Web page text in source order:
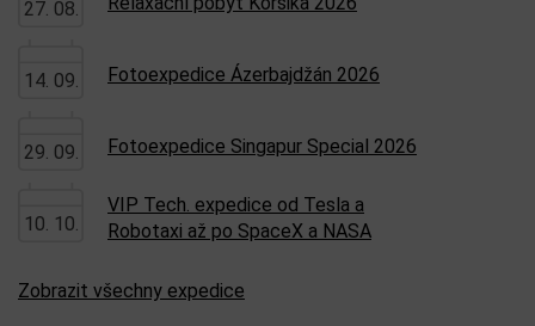
27. 08.
14. 09. Fotoexpedice Ázerbajdžán 2026
29. 09. Fotoexpedice Singapur Special 2026
10. 10.
VIP Tech. expedice od Tesla a
Robotaxi až po SpaceX a NASA
Zobrazit všechny expedice